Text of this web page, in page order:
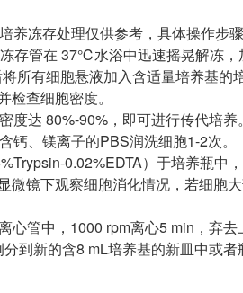
养冻存处理仅供参考，具体操作步
存管在 37℃水浴中迅速摇晃解冻
所有细胞悬液加入含适量培养基
检查细胞密度。
度达 80%-90%，即可进行传代培养。
含钙、镁离子的PBS润洗细胞1-2
0.02%EDTA）于培养瓶
微镜下观察细胞消化情况，若细胞
心管中，1000 rpm离心5 min，
到新的含8 mL培养基的新皿中或者